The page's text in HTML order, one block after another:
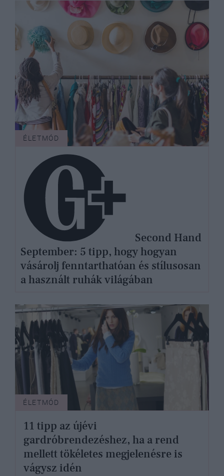
ÉLETMÓD
September: 5 tipp, hogy hogyan
vásárolj fenntarthatóan és stílusosan
a használt ruhák világában
ÉLETMÓD
11 tipp az újévi
gardróbrendezéshez, ha a rend
mellett tökéletes megjelenésre is
vágysz idén